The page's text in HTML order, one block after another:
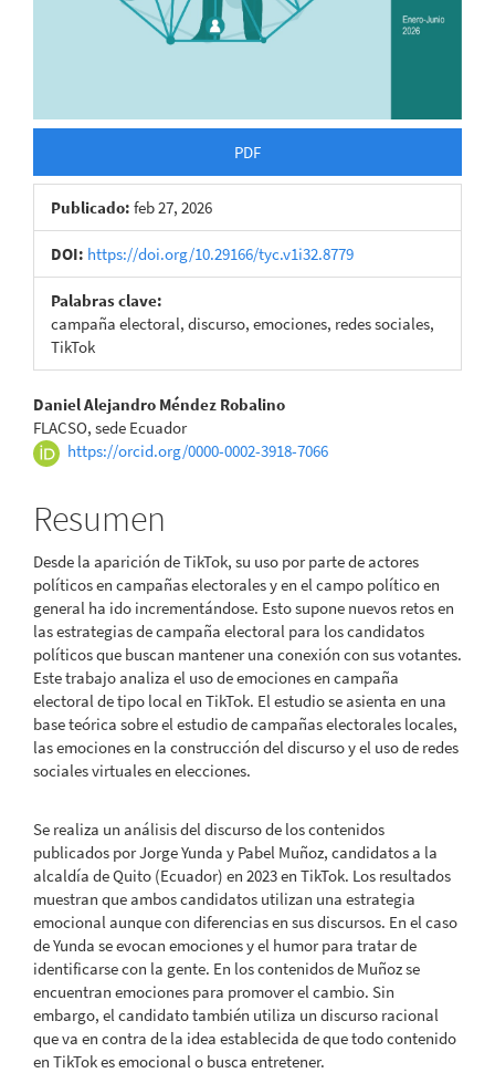
PDF
Publicado: feb 27, 2026
DOI: https://doi.org/10.29166/tyc.v1i32.8779
Palabras clave:
campaña electoral, discurso, emociones, redes sociales,
TikTok
Contenido
principal
artículo
Daniel Alejandro Méndez Robalino
FLACSO, sede Ecuador
https://orcid.org/0000-0002-3918-7066
Resumen
Desde la aparición de TikTok, su uso por parte de actores
políticos en campañas electorales y en el campo político en
general ha ido incrementándose. Esto supone nuevos retos en
las estrategias de campaña electoral para los candidatos
políticos que buscan mantener una conexión con sus votantes.
Este trabajo analiza el uso de emociones en campaña
electoral de tipo local en TikTok. El estudio se asienta en una
base teórica sobre el estudio de campañas electorales locales,
las emociones en la construcción del discurso y el uso de redes
sociales virtuales en elecciones.
Se realiza un análisis del discurso de los contenidos
publicados por Jorge Yunda y Pabel Muñoz, candidatos a la
alcaldía de Quito (Ecuador) en 2023 en TikTok. Los resultados
muestran que ambos candidatos utilizan una estrategia
emocional aunque con diferencias en sus discursos. En el caso
de Yunda se evocan emociones y el humor para tratar de
identificarse con la gente. En los contenidos de Muñoz se
encuentran emociones para promover el cambio. Sin
embargo, el candidato también utiliza un discurso racional
que va en contra de la idea establecida de que todo contenido
en TikTok es emocional o busca entretener.